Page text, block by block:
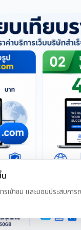
รเข้าชม และมอบประสบก